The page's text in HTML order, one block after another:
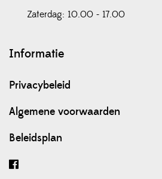
Zaterdag: 10.00 - 17.00
Informatie
Privacybeleid
Algemene voorwaarden
Beleidsplan